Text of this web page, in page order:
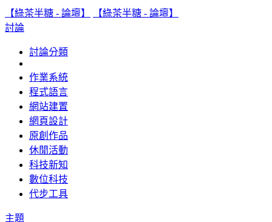
【綠茶半糖 - 論壇】
【綠茶半糖 - 論壇】
討論
討論分類
作業系統
程式語言
網站建置
網頁設計
原創作品
休閒活動
科技新知
數位科技
代步工具
主題